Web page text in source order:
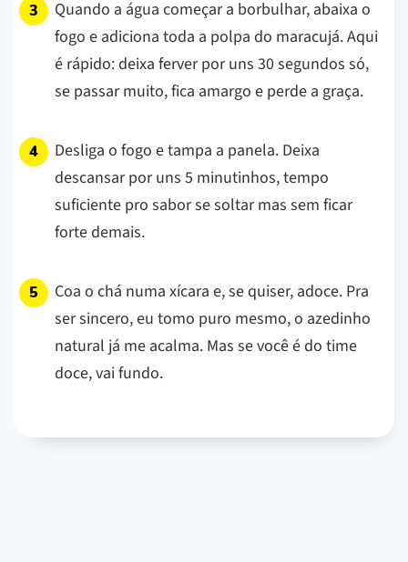
Quando a água começar a borbulhar, abaixa o
fogo e adiciona toda a polpa do maracujá. Aqui
é rápido: deixa ferver por uns 30 segundos só,
se passar muito, fica amargo e perde a graça.
Desliga o fogo e tampa a panela. Deixa
descansar por uns 5 minutinhos, tempo
suficiente pro sabor se soltar mas sem ficar
forte demais.
Coa o chá numa xícara e, se quiser, adoce. Pra
ser sincero, eu tomo puro mesmo, o azedinho
natural já me acalma. Mas se você é do time
doce, vai fundo.